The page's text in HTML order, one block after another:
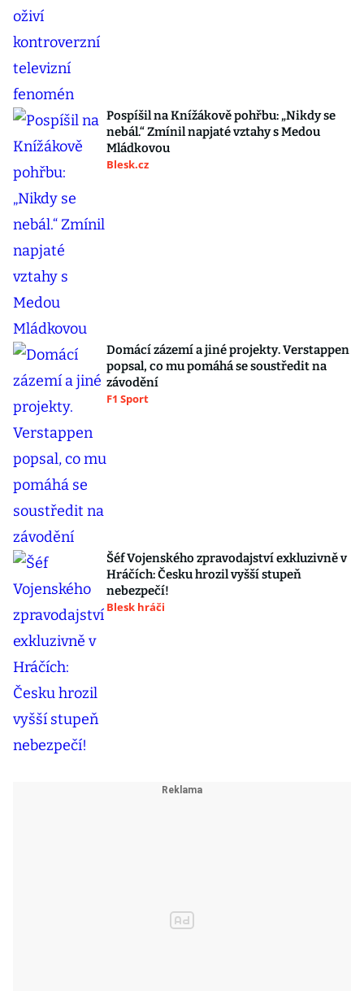
Pospíšil na Knížákově pohřbu: „Nikdy se
nebál.“ Zmínil napjaté vztahy s Medou
Mládkovou
Blesk.cz
Domácí zázemí a jiné projekty. Verstappen
popsal, co mu pomáhá se soustředit na
závodění
F1 Sport
Šéf Vojenského zpravodajství exkluzivně v
Hráčích: Česku hrozil vyšší stupeň
nebezpečí!
Blesk hráči